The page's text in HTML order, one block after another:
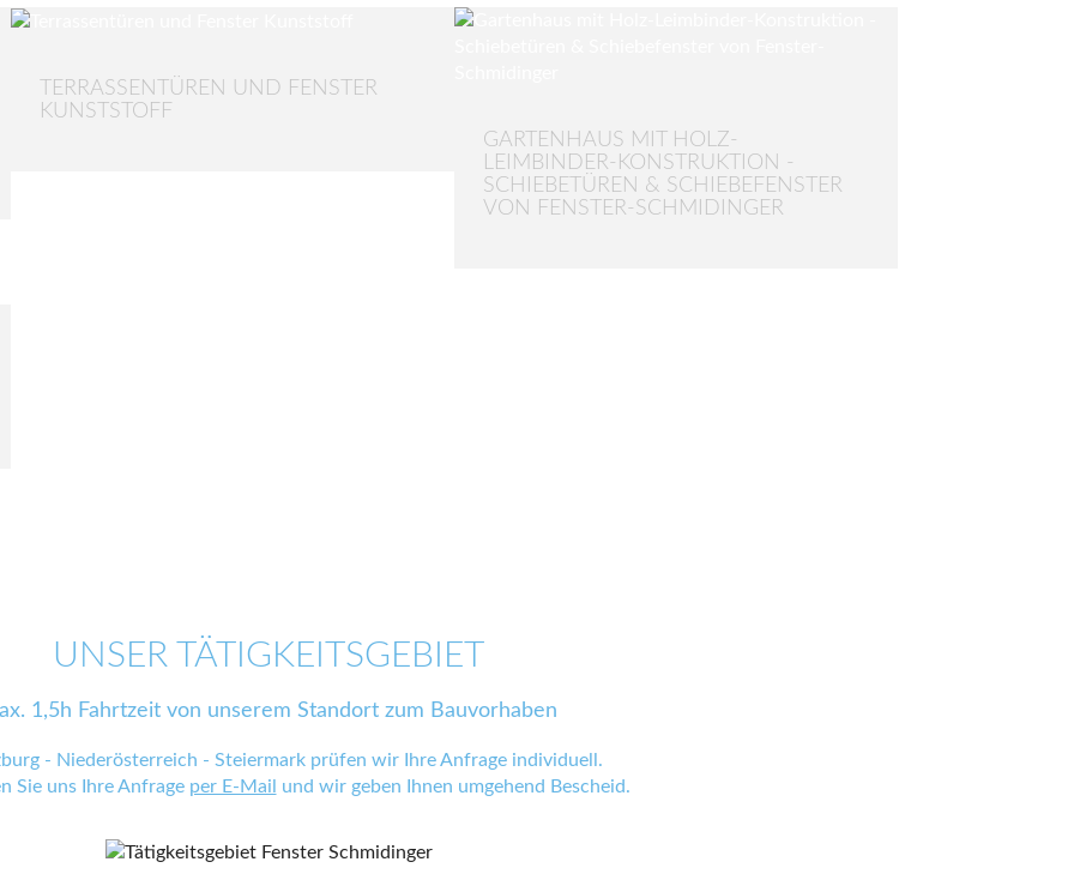
TERRASSENTÜREN UND FENSTER
KUNSTSTOFF
GARTENHAUS MIT HOLZ-
LEIMBINDER-KONSTRUKTION -
SCHIEBETÜREN & SCHIEBEFENSTER
VON FENSTER-SCHMIDINGER
UNSER TÄTIGKEITSGEBIET
1,5h Fahrtzeit von unserem Standort zum Bauvorhaben
- Niederösterreich - Steiermark prüfen wir Ihre Anfrage individuell.
Sie uns Ihre Anfrage per E-Mail und wir geben Ihnen umgehend Bescheid.